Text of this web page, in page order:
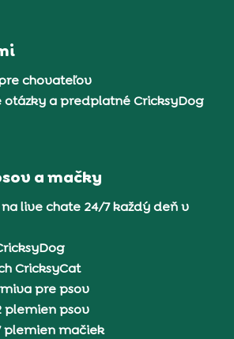
chovateľov
otázky a predplatné CricksyDog
a mačky
live chate 24/7 každý deň v
CricksyCat
pre psov
plemien psov
plemien mačiek